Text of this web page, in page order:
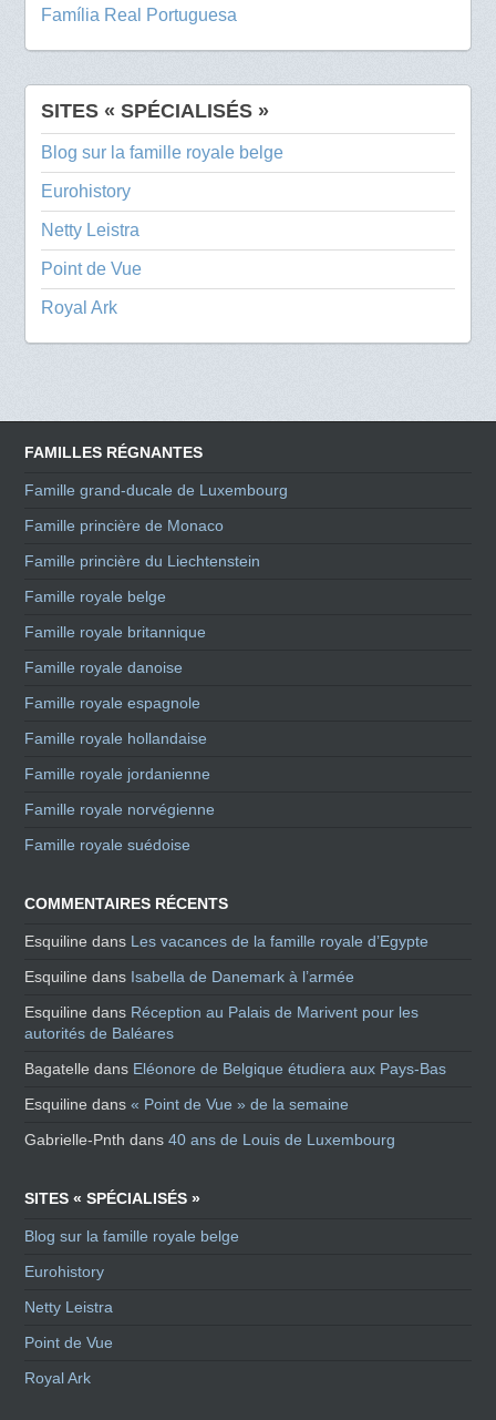
Família Real Portuguesa
SITES « SPÉCIALISÉS »
Blog sur la famille royale belge
Eurohistory
Netty Leistra
Point de Vue
Royal Ark
FAMILLES RÉGNANTES
Famille grand-ducale de Luxembourg
Famille princière de Monaco
Famille princière du Liechtenstein
Famille royale belge
Famille royale britannique
Famille royale danoise
Famille royale espagnole
Famille royale hollandaise
Famille royale jordanienne
Famille royale norvégienne
Famille royale suédoise
COMMENTAIRES RÉCENTS
Esquiline dans Les vacances de la famille royale d’Egypte
Esquiline dans Isabella de Danemark à l’armée
Esquiline dans Réception au Palais de Marivent pour les
autorités de Baléares
Bagatelle dans Eléonore de Belgique étudiera aux Pays-Bas
Esquiline dans« Point de Vue » de la semaine
Gabrielle-Pnth dans40 ans de Louis de Luxembourg
SITES « SPÉCIALISÉS »
Blog sur la famille royale belge
Eurohistory
Netty Leistra
Point de Vue
Royal Ark